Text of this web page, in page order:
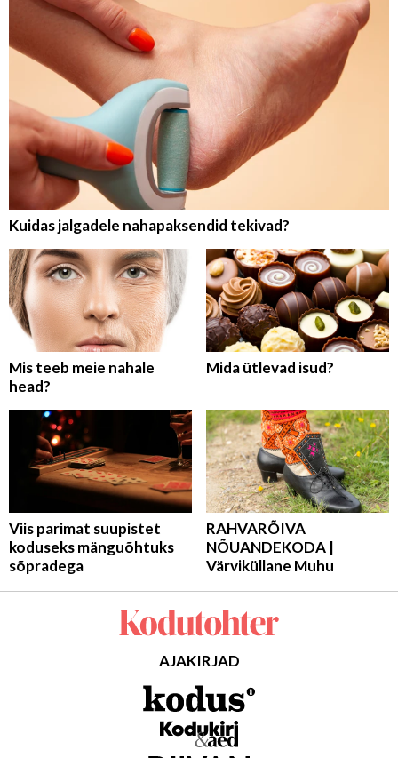
Kuidas jalgadele nahapaksendid tekivad?
Mis teeb meie nahale
head?
Mida ütlevad isud?
Viis parimat suupistet
koduseks mänguõhtuks
sõpradega
RAHVARÕIVA
NÕUANDEKODA |
Värviküllane Muhu
AJAKIRJAD